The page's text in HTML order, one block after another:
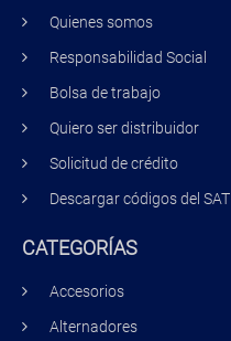
Quienes somos
Responsabilidad Social
Bolsa de trabajo
Quiero ser distribuidor
Solicitud de crédito
Descargar códigos del SAT
CATEGORÍAS
Accesorios
Alternadores